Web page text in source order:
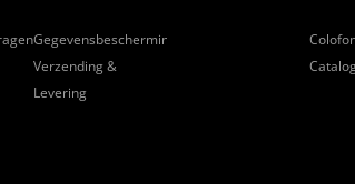
Gegevensbescherming
Verzending &
Levering